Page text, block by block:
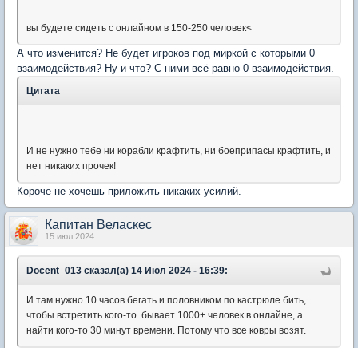
вы будете сидеть с онлайном в 150-250 человек<
А что изменится? Не будет игроков под миркой с которыми 0
взаимодействия? Ну и что? С ними всё равно 0 взаимодействия.
Цитата
И не нужно тебе ни корабли крафтить, ни боеприпасы крафтить, и
нет никаких прочек!
Короче не хочешь приложить никаких усилий.
Капитан Веласкес
15 июл 2024
Docent_013 сказал(а) 14 Июл 2024 - 16:39:
И там нужно 10 часов бегать и половником по кастрюле бить,
чтобы встретить кого-то. бывает 1000+ человек в онлайне, а
найти кого-то 30 минут времени. Потому что все ковры возят.